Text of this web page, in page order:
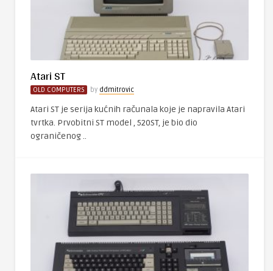
Atari ST
OLD COMPUTERS by ddmitrovic
Atari ST je serija kućnih računala koje je napravila Atari
tvrtka. Prvobitni ST model , 520ST, je bio dio
ograničenog ..